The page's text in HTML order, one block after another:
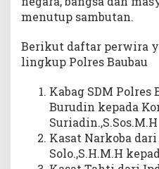
menutup sambutan.
Berikut daftar perwira
lingkup Polres Baubau
Kabag SDM Polres
Burudin kepada
Suriadin.,S.Sos.M.H
Kasat Narkoba
Solo.,S.H.M.H